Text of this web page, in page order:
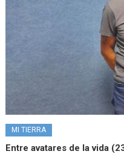
MI TIERRA
Entre avatares de la vida